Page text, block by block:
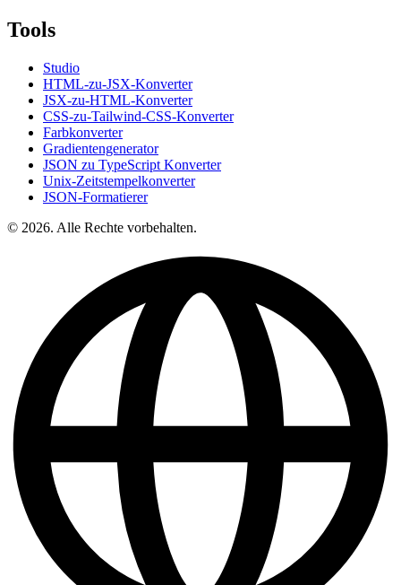
Tools
Studio
HTML-zu-JSX-Konverter
JSX-zu-HTML-Konverter
CSS-zu-Tailwind-CSS-Konverter
Farbkonverter
Gradientengenerator
JSON zu TypeScript Konverter
Unix-Zeitstempelkonverter
JSON-Formatierer
© 2026. Alle Rechte vorbehalten.